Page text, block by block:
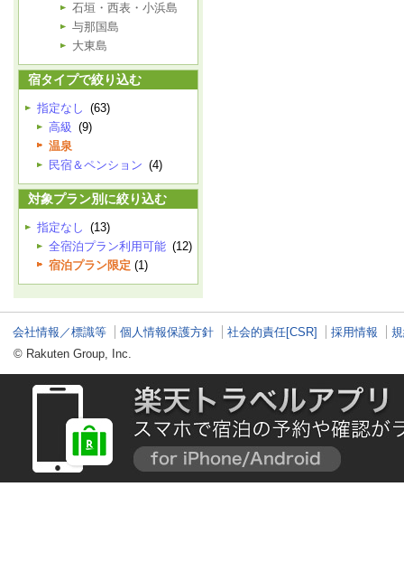
石垣・西表・小浜島
与那国島
大東島
宿タイプで絞り込む
指定なし (63)
高級 (9)
温泉
民宿＆ペンション (4)
対象プラン別に絞り込む
指定なし (13)
全宿泊プラン利用可能 (12)
宿泊プラン限定 (1)
会社情報／標識等 個人情報保護方針 社会的責任[CSR] 採用情報
© Rakuten Group, Inc.